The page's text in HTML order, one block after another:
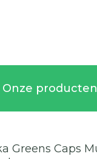
Onze producten